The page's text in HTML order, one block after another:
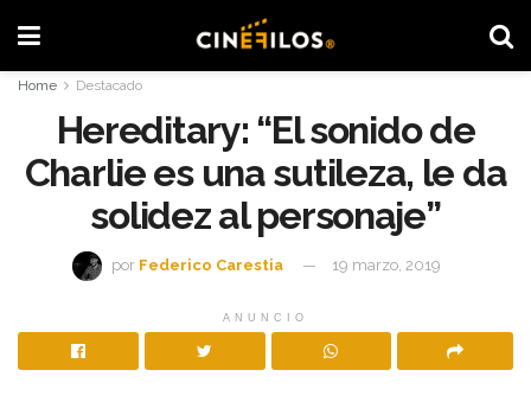
Home Destacado
Hereditary: “El sonido de
Charlie es una sutileza, le da
solidez al personaje”
por Federico Carestia 19 marzo, 2019
ANUNCIO